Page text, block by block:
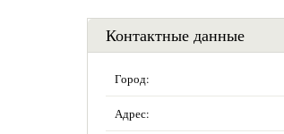
Контактные данные
Город:
Адрес: